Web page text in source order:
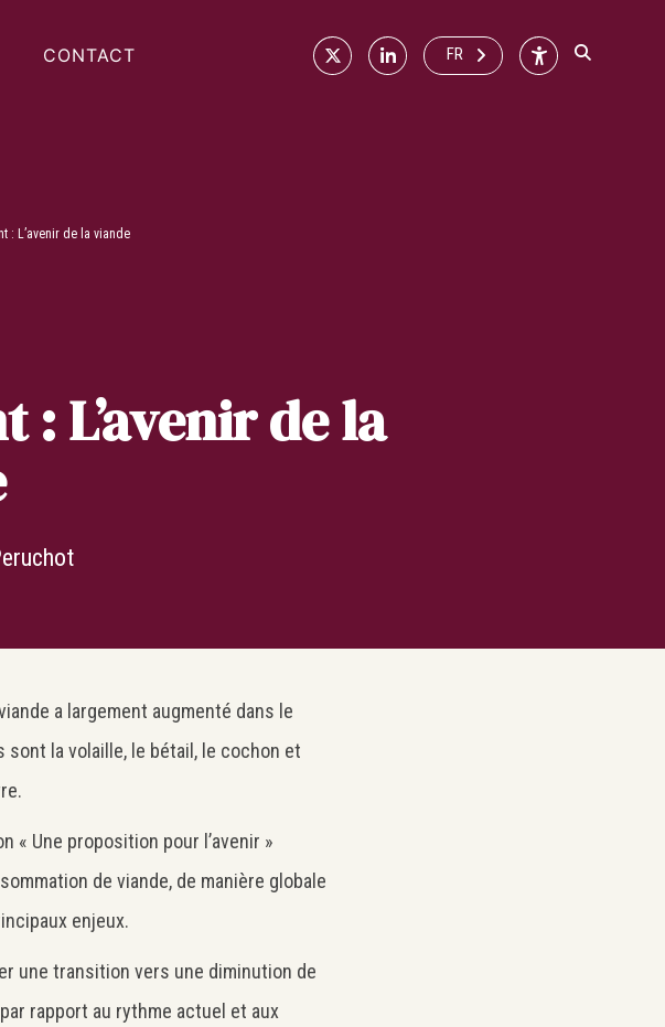
CONTACT X Linkedin
FR Accessibilité
: L’avenir de la viande
L’avenir de la
a largement augmenté dans le
la volaille, le bétail, le cochon et
« Une proposition pour l’avenir »
de viande, de manière globale
enjeux.
une transition vers une diminution de
rapport au rythme actuel et aux